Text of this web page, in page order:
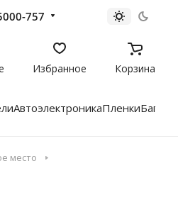
757
Избранное Корзина
АвтоэлектроникаПленки
место